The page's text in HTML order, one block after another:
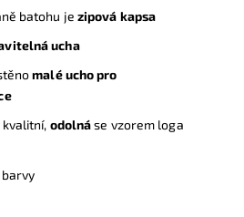
batohu je zipová kapsa
ucha
malé ucho pro
kvalitní, odolnáse vzorem loga
barvy